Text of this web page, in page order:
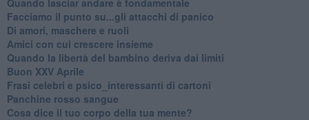
Facciamo il punto su...gli attacchi di panico
Di amori, maschere e ruoli
​Amici con cui crescere insieme
​Quando la libertà del bambino deriva dai limiti
Buon XXV Aprile
​Frasi celebri e psico_interessanti di cartoni
​Panchine rosso sangue
​Cosa dice il tuo corpo della tua mente?